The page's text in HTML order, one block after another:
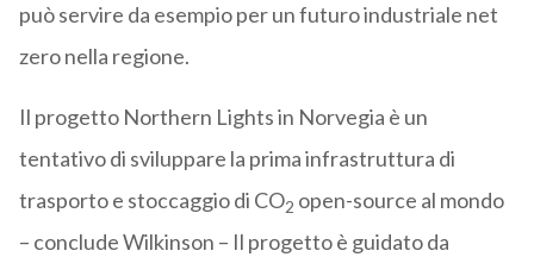
può servire da esempio per un futuro industriale net
zero nella regione.
Il progetto Northern Lights in Norvegia è un
tentativo di sviluppare la prima infrastruttura di
trasporto e stoccaggio di CO2 open-source al mondo
– conclude Wilkinson – Il progetto è guidato da